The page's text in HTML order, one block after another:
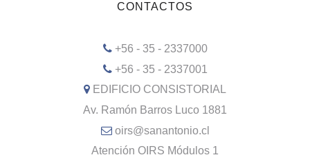
CONTACTOS
+56 - 35 - 2337000
+56 - 35 - 2337001
EDIFICIO CONSISTORIAL
Av. Ramón Barros Luco 1881
oirs@sanantonio.cl
Atención OIRS Módulos 1